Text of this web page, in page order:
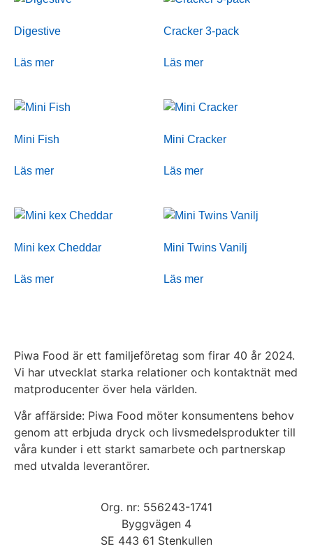
Digestive
Läs mer
Cracker 3-pack
Läs mer
Mini Fish
Läs mer
Mini Cracker
Läs mer
Mini kex Cheddar
Läs mer
Mini Twins Vanilj
Läs mer
Piwa Food är ett familjeföretag som firar 40 år 2024.
Vi har utvecklat starka relationer och kontaktnät med
matproducenter över hela världen.
Vår affärside: Piwa Food möter konsumentens behov
genom att erbjuda dryck och livsmedelsprodukter till
våra kunder i ett starkt samarbete och partnerskap
med utvalda leverantörer.
Org. nr: 556243-1741​
Byggvägen 4
SE 443 61 Stenkullen